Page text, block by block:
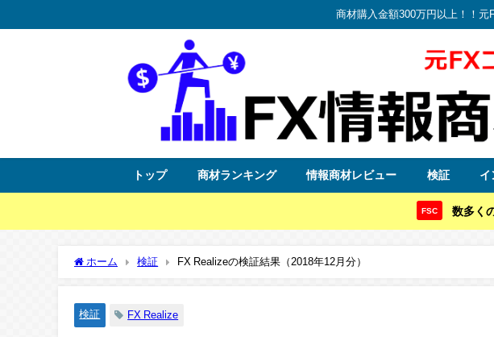
商材購入金額300万円以上！！
トップ 商材ランキング 情報商材レビュー 検証 イ
FSC 数多く
ホーム 検証 FX Realizeの検証結果（2018年12月分）
検証 FX Realize